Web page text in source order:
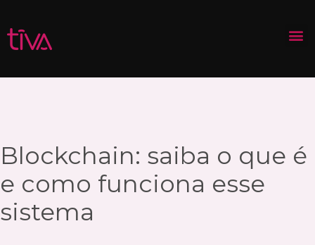
Blockchain: saiba o que é
e como funciona esse
sistema